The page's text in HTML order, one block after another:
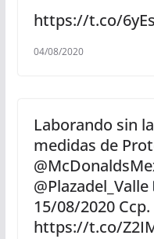
https://t.co/
04/08/2020
Laborando sin
medidas de
@Plazadel_Valle
15/08/2020 Ccp.
https://t.co/